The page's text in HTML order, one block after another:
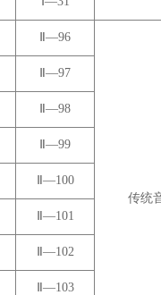
Ⅱ—96
传统
Ⅱ—97
Ⅱ—98
Ⅱ—99
Ⅱ—100
Ⅱ—101
Ⅱ—102
Ⅱ—103